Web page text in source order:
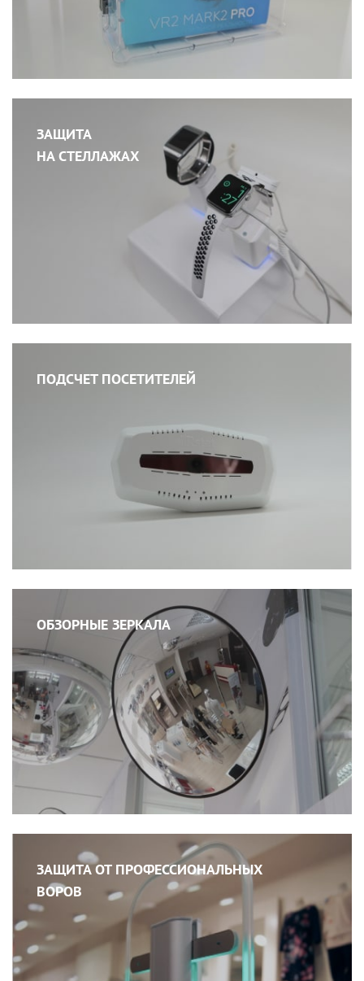
ЗАЩИТА
НА СТЕЛЛАЖАХ
ПОДСЧЕТ ПОСЕТИТЕЛЕЙ
ОБЗОРНЫЕ ЗЕРКАЛА
ЗАЩИТА ОТ ПРОФЕССИОНАЛЬНЫХ
ВОРОВ